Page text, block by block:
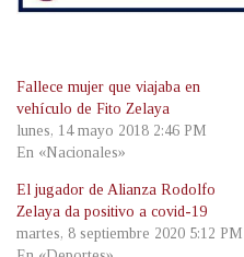
Fallece mujer que viajaba en
vehículo de Fito Zelaya
lunes, 14 mayo 2018 2:46 PM
En «Nacionales»
El jugador de Alianza Rodolfo
Zelaya da positivo a covid-19
martes, 8 septiembre 2020 5:12 PM